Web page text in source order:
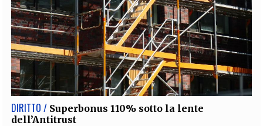
DIRITTO / Superbonus 110% sotto la lente
dell’Antitrust